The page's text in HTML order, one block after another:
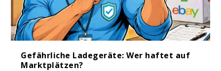
Gefährliche Ladegeräte: Wer haftet auf
Marktplätzen?